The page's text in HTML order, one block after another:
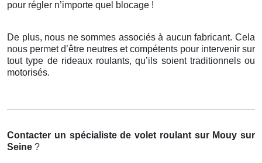
pour régler n’importe quel blocage !
De plus, nous ne sommes associés à aucun fabricant. Cela
nous permet d’être neutres et compétents pour intervenir sur
tout type de rideaux roulants, qu’ils soient traditionnels ou
motorisés.
Contacter un spécialiste de volet roulant sur Mouy sur
Seine ?